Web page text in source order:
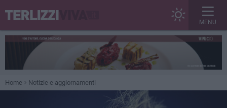
MENU
Home Notizie e aggiornamenti